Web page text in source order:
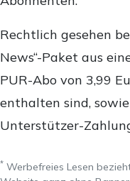
Rechtlich gesehen
News“-Paket aus
PUR-Abo von 3,99
enthalten sind,
Unterstützer-
* Werbefreies Lesen